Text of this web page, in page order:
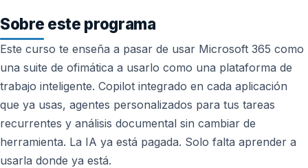
Sobre este programa
Este curso te enseña a pasar de usar Microsoft 365 como
una suite de ofimática a usarlo como una plataforma de
trabajo inteligente. Copilot integrado en cada aplicación
que ya usas, agentes personalizados para tus tareas
recurrentes y análisis documental sin cambiar de
herramienta. La IA ya está pagada. Solo falta aprender a
usarla donde ya está.